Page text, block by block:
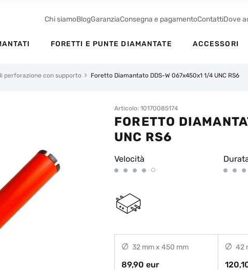
Chi siamoBlogGaranziaConsegna e pagamentoContattiDove
FORETTI E PUNTE DIAMANTATE ACCESSORI
perforazione con supporto Foretto Diamantato DDS-W 067x450x1 1/4 UNC RS6
Articolo: 10170085174
FORETTO
UNC RS6
Velocità
32 mm x 450 mm
89,90 eur
42